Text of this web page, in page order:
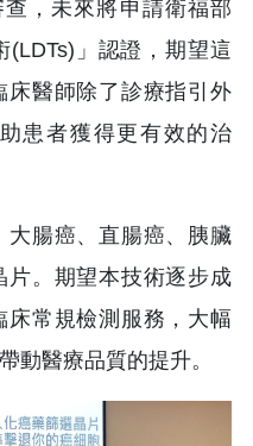
，未來將申請衛福部
(LDTs)」認證，期望這
床醫師除了診療指引外
患者獲得更有效的治
大腸癌、直腸癌、胰臟
片。期望本技術逐步成
常規檢測服務，大幅
動醫療品質的提升。